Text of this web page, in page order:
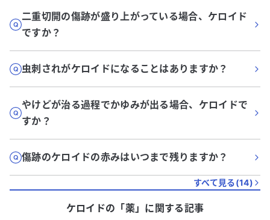
二重切開の傷跡が盛り上がっている場合、ケロイド
ですか？
虫刺されがケロイドになることはありますか？
やけどが治る過程でかゆみが出る場合、ケロイドで
すか？
傷跡のケロイドの赤みはいつまで残りますか？
すべて見る(14)
ケロイドの「薬」に関する記事